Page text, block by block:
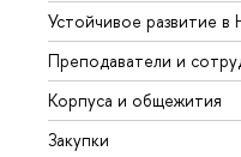
Устойчивое развитие
Преподаватели и
Корпуса и общежития
Закупки